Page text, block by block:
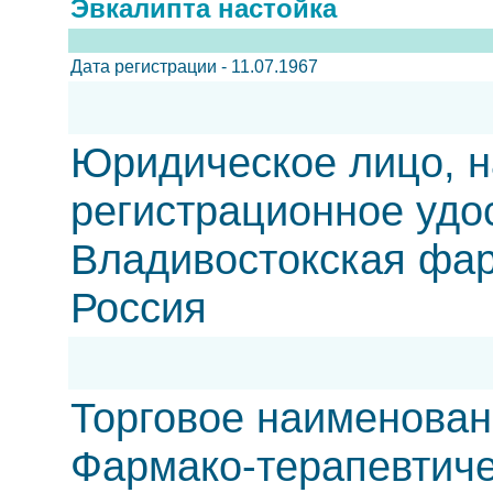
Эвкалипта настойка
Дата регистрации - 11.07.1967
Юридическое лицо,
регистрационное
Владивостокская
Россия
Торговое
Фармако-